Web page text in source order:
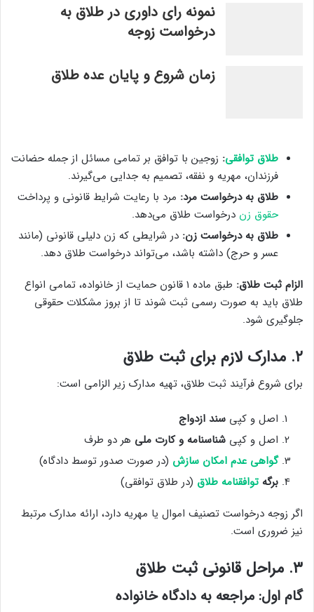
نمونه رای داوری در طلاق به
درخواست زوجه
زمان شروع و پایان عده طلاق
طلاق توافقی: زوجین با توافق بر تمامی مسائل از جمله حضانت
فرزندان، مهریه و نفقه، تصمیم به جدایی می‌گیرند.
طلاق به درخواست مرد: مرد با رعایت شرایط قانونی و پرداخت
حقوق زن درخواست طلاق می‌دهد.
طلاق به درخواست زن: در شرایطی که زن دلیلی قانونی (مانند
عسر و حرج) داشته باشد، می‌تواند درخواست طلاق دهد.
الزام ثبت طلاق:
طبق ماده ۱ قانون حمایت از خانواده، تمامی انواع
طلاق باید به صورت رسمی ثبت شوند تا از بروز مشکلات حقوقی
جلوگیری شود.
۲. مدارک لازم برای ثبت طلاق
برای شروع فرآیند ثبت طلاق، تهیه مدارک زیر الزامی است:
اصل و کپی سند ازدواج
اصل و کپی شناسنامه و کارت ملی هر دو طرف
گواهی عدم امکان سازش (در صورت صدور توسط دادگاه)
برگه توافقنامه طلاق (در طلاق توافقی)
اگر زوجه درخواست تصنیف اموال یا مهریه دارد، ارائه مدارک مرتبط
نیز ضروری است.
۳. مراحل قانونی ثبت طلاق
گام اول: مراجعه به دادگاه خانواده